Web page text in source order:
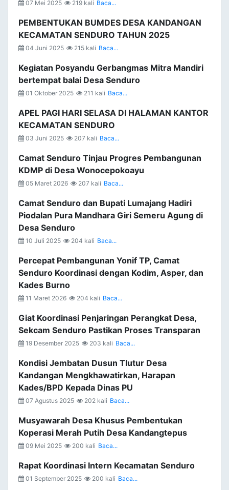
07 Mei 2025 219 kali Baca...
PEMBENTUKAN BUMDES DESA KANDANGAN
KECAMATAN SENDURO TAHUN 2025
04 Juni 2025 215 kali Baca...
Kegiatan Posyandu Gerbangmas Mitra Mandiri
bertempat balai Desa Senduro
01 Oktober 2025 211 kali Baca...
APEL PAGI HARI SELASA DI HALAMAN KANTOR
KECAMATAN SENDURO
03 Juni 2025 207 kali Baca...
Camat Senduro Tinjau Progres Pembangunan
KDMP di Desa Wonocepokoayu
05 Maret 2026 207 kali Baca...
Camat Senduro dan Bupati Lumajang Hadiri
Piodalan Pura Mandhara Giri Semeru Agung di
Desa Senduro
10 Juli 2025 204 kali Baca...
Percepat Pembangunan Yonif TP, Camat
Senduro Koordinasi dengan Kodim, Asper, dan
Kades Burno
11 Maret 2026 204 kali Baca...
Giat Koordinasi Penjaringan Perangkat Desa,
Sekcam Senduro Pastikan Proses Transparan
19 Desember 2025 203 kali Baca...
Kondisi Jembatan Dusun Tlutur Desa
Kandangan Mengkhawatirkan, Harapan
Kades/BPD Kepada Dinas PU
07 Agustus 2025 202 kali Baca...
Musyawarah Desa Khusus Pembentukan
Koperasi Merah Putih Desa Kandangtepus
09 Mei 2025 200 kali Baca...
Rapat Koordinasi Intern Kecamatan Senduro
01 September 2025 200 kali Baca...